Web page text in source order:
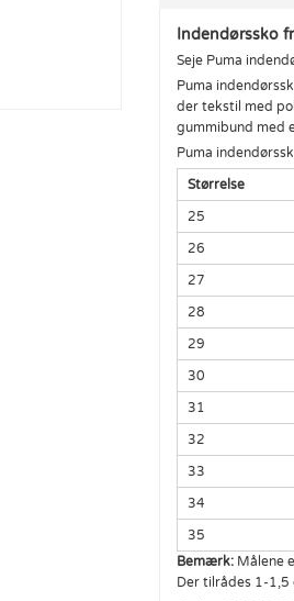
Indendørssko
Seje Puma
Puma
der tekstil med
gummibund med
Puma
Størrelse
25
26
27
28
29
30
31
32
33
34
35
Bemærk: Målene
Der tilrådes 1-